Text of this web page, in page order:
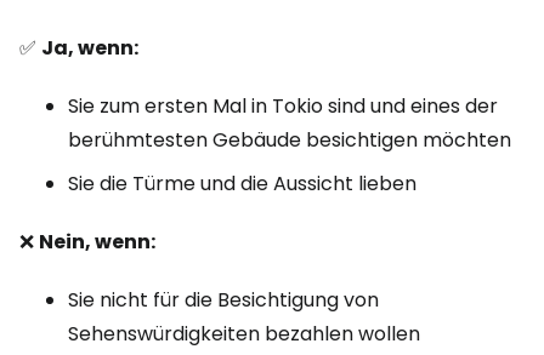
✅ Ja, wenn:
Sie zum ersten Mal in Tokio sind und eines der
berühmtesten Gebäude besichtigen möchten
Sie die Türme und die Aussicht lieben
❌ Nein, wenn:
Sie nicht für die Besichtigung von
Sehenswürdigkeiten bezahlen wollen